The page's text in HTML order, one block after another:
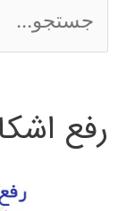
س
ج
رفع